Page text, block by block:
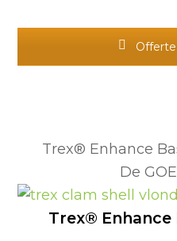
Trex® Enhance
De
Trex® Enhance